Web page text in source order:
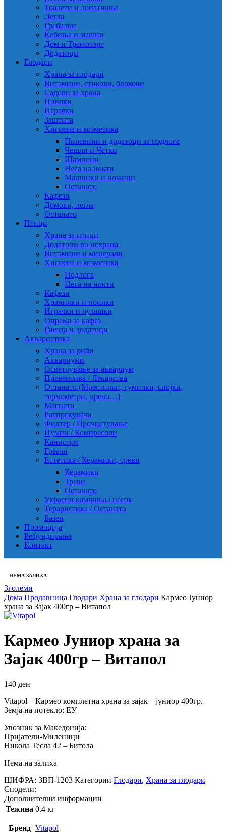
Тоалети и лопатчиња
Легла
Гребалки
Ќебиња и машни
Дом и Транспорт
Додатоци
Глодари
Храна за глодари
Витамини, стикови, блокови
Садови за храна
Поилки
Играчки
Заштита
Хигиена и козметика
Пилевини и додатоци за подлога
Чешли и Четки
Шампони
Нега на нокти
Машинки и ножици
Останато
Кафези
Домови, легла
Останато
Птици
Храна за птици
Додатоци во исхрана
Витамини и минерали
Хигиена и козметика
Подлога
Нега на нокти
Кафези
Хранилки и поилки
Играчки и лулашки
Опрема за кафез
Гнезда и додатоци
Акваристика
Храна за риби
Аквариуми
Осветлување за аквариум
Превентива / Лекарства
Останато (Мрестилки, гумички, спојки,
термометри, црево…)
Магнети
Распрскувачи
Филтер / Прочистување
Пумпи / Компресори
Канистри
Греачи
Естетика / Керамики, треви
Керамики
Треви
Останато
Украсни камчиња / песок
Тераристика / Останато
Базен
Промоција
Рефундирање
Контакт
НЕМА ЗАЛИХА
Зголеми
Дома Продавница Глодари Храна за глодари Кармео Јуниор
храна за Зајак 400гр – Витапол
Кармео Јуниор храна за
Зајак 400гр – Витапол
140 ден
Vitapol – Кармео комплетна храна за зајак – јуниор 400гр.
Земја на потекло: ЕУ
Увозник за Македонија:
Пријатели-Миленици
Никола Тесла 42 – Битола
Нема на залиха
ШИФРА: ЗВП-1203 Категории Глодари, Храна за глодари
Сподели:
Дополнителни информации
Тежина 0.4 кг
Бренд Vitapol